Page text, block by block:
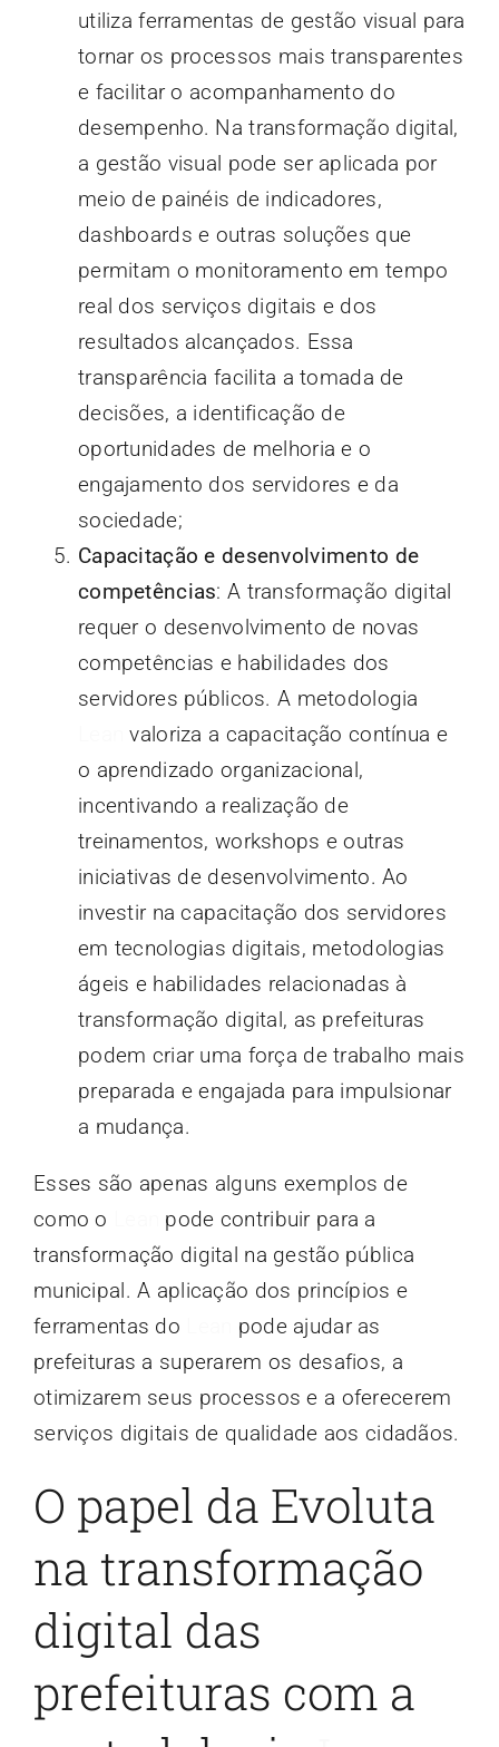
utiliza ferramentas de gestão visual para
tornar os processos mais transparentes
e facilitar o acompanhamento do
desempenho. Na transformação digital,
a gestão visual pode ser aplicada por
meio de painéis de indicadores,
dashboards e outras soluções que
permitam o monitoramento em tempo
real dos serviços digitais e dos
resultados alcançados. Essa
transparência facilita a tomada de
decisões, a identificação de
oportunidades de melhoria e o
engajamento dos servidores e da
sociedade;
Capacitação e desenvolvimento de
competências: A transformação digital
requer o desenvolvimento de novas
competências e habilidades dos
servidores públicos. A metodologia
valoriza a capacitação contínua e
o aprendizado organizacional,
incentivando a realização de
treinamentos, workshops e outras
iniciativas de desenvolvimento. Ao
investir na capacitação dos servidores
em tecnologias digitais, metodologias
ágeis e habilidades relacionadas à
transformação digital, as prefeituras
podem criar uma força de trabalho mais
preparada e engajada para impulsionar
a mudança.
Esses são apenas alguns exemplos de
como o
pode contribuir para a
transformação digital na gestão pública
municipal. A aplicação dos princípios e
ferramentas do
pode ajudar as
prefeituras a superarem os desafios, a
otimizarem seus processos e a oferecerem
serviços digitais de qualidade aos cidadãos.
O papel da Evoluta
na transformação
digital das
prefeituras com a